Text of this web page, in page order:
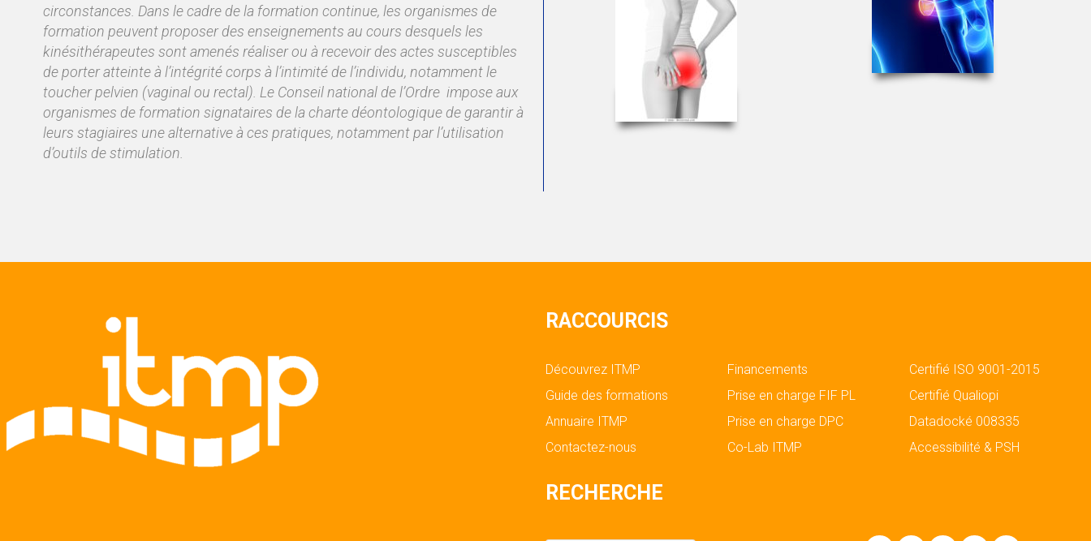
circonstances. Dans le cadre de la formation continue, les organismes de
formation peuvent proposer des enseignements au cours desquels les
kinésithérapeutes sontamenés réaliser ou à recevoir des actes susceptibles
de porter atteinte à l’intégrité corps à l’intimité de l’individu, notamment le
toucher pelvien (vaginal ou rectal). Le Conseil national de l’Ordre impose aux
organismes de formation signataires de la charte déontologique de garantir à
leurs stagiaires une alternative à ces pratiques, notamment par l’utilisation
d’outils de stimulation.
RACCOURCIS
Découvrez ITMP
Guide des formations
Annuaire ITMP
Contactez-nous
Financements
Prise en charge FIF PL
Prise en charge DPC
Co-Lab ITMP
Certifié ISO 9001-2015
Certifié Qualiopi
Datadocké 008335
Accessibilité & PSH
RECHERCHE